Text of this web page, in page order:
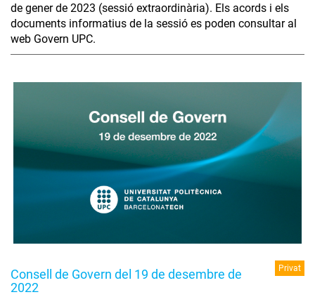
de gener de 2023 (sessió extraordinària). Els acords i els
documents informatius de la sessió es poden consultar al
web Govern UPC.
Consell de Govern del 19 de desembre de
2022
Privat